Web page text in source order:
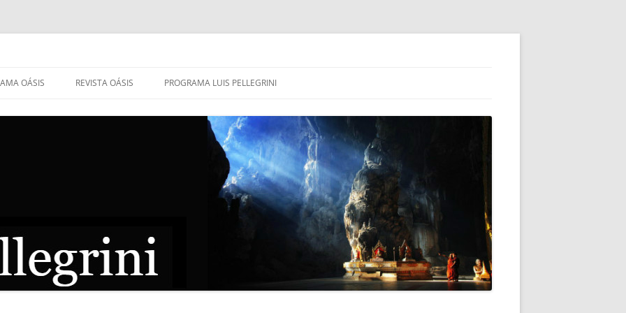
OÁSIS REVISTA OÁSIS PROGRAMA LUIS PELLEGRINI